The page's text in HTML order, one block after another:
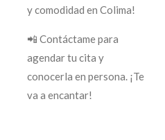
y comodidad en Colima!
📲 Contáctame para
agendar tu cita y
conocerla en persona. ¡Te
va a encantar!